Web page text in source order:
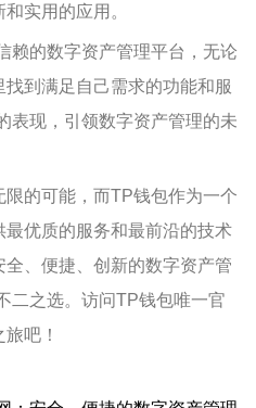
实用的应用。
赖的数字资产管理平台，无论
到满足自己需求的功能和服
表现，引领数字资产管理的未
的可能，而TP钱包作为一个
优质的服务和最前沿的技术
、便捷、创新的数字资产管
二之选。访问TP钱包唯一官
吧！